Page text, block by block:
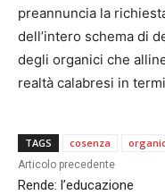
preannuncia la
dell’intero schema di
degli organici che
realtà calabresi in
TAGS cosenza
Articolo precedente
Rende: l’educazione